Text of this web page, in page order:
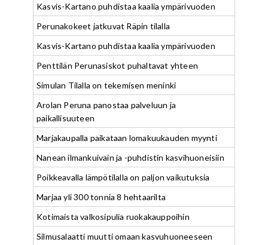
Kasvis-Kartano puhdistaa kaalia ympärivuoden
Perunakokeet jatkuvat Räpin tilalla
Kasvis-Kartano puhdistaa kaalia ympärivuoden
Penttilän Perunasiskot puhaltavat yhteen
Simulan Tilalla on tekemisen meninki
Arolan Peruna panostaa palveluun ja
paikallisuuteen
Marjakaupalla paikataan lomakuukauden myynti
Nanean ilmankuivain ja -puhdistin kasvihuoneisiin
Poikkeavalla lämpötilalla on paljon vaikutuksia
Marjaa yli 300 tonnia 8 hehtaarilta
Kotimaista valkosipulia ruokakauppoihin
Silmusalaatti muutti omaan kasvuhuoneeseen